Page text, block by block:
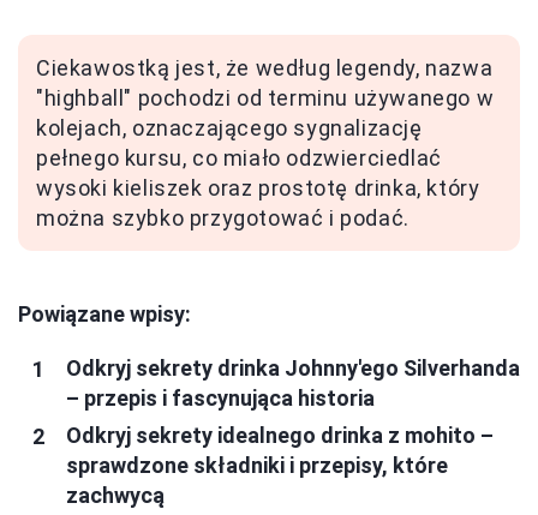
Ciekawostką jest, że według legendy, nazwa
"highball" pochodzi od terminu używanego w
kolejach, oznaczającego sygnalizację
pełnego kursu, co miało odzwierciedlać
wysoki kieliszek oraz prostotę drinka, który
można szybko przygotować i podać.
Powiązane wpisy:
Odkryj sekrety drinka Johnny'ego Silverhanda
– przepis i fascynująca historia
Odkryj sekrety idealnego drinka z mohito –
sprawdzone składniki i przepisy, które
zachwycą